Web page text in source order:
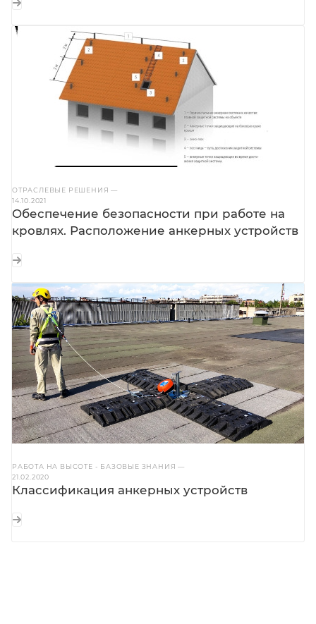
ОТРАСЛЕВЫЕ РЕШЕНИЯ—
14.10.2021
Обеспечение безопасности при работе на
кровлях. Расположение анкерных устройств
РАБОТА НА ВЫСОТЕ - БАЗОВЫЕ ЗНАНИЯ—
21.02.2020
Классификация анкерных устройств